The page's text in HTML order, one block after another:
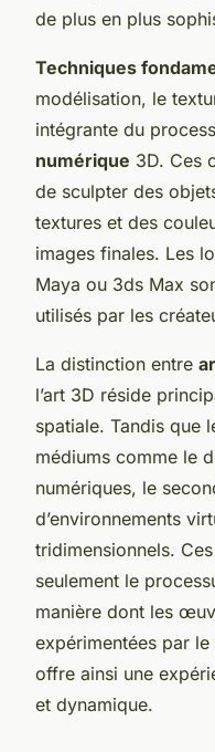
de plus en plus
Techniques
modélisation, le
intégrante du
numérique 3D. Ces
de sculpter des
textures et des
images finales. Les
Maya ou 3ds Max
utilisés par les
La distinction entre
l’art 3D réside
spatiale. Tandis que
médiums comme le
numériques, le
d’environnements
tridimensionnels.
seulement le
manière dont les
expérimentées par le
offre ainsi une
et dynamique.